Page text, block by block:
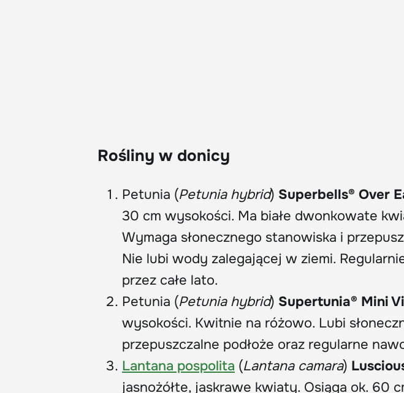
Rośliny w donicy
Petunia (Petunia hybrid) Superbells® Over
30 cm wysokości. Ma białe dwonkowate
Wymaga słonecznego stanowiska i
Nie lubi wody zalegającej w ziemi.
przez całe lato.
Petunia (Petunia hybrid) Supertunia® Mini
wysokości. Kwitnie na różowo. Lubi
przepuszczalne podłoże oraz regularne
Lantana pospolita (Lantana camara)
jasnożółte, jaskrawe kwiaty. Osiąga ok. 60